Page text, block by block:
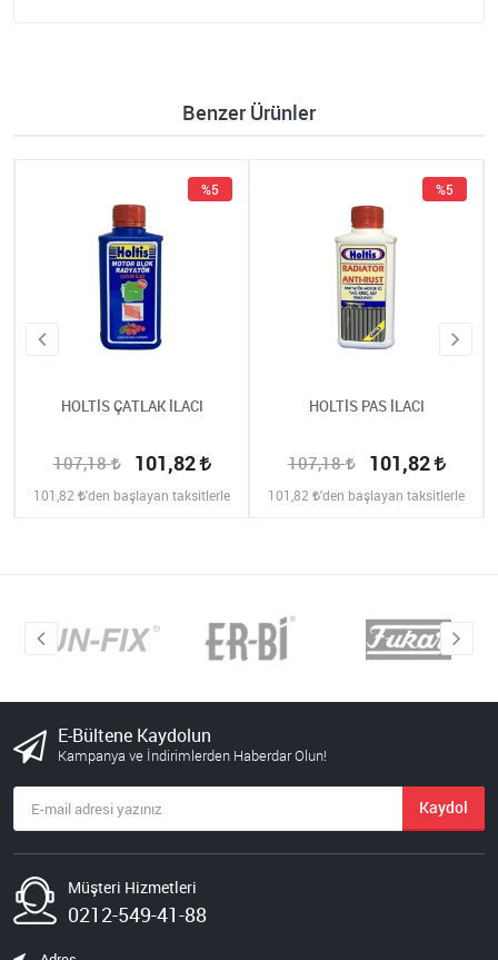
Benzer Ürünler
HOLTİS ÇATLAK İLACI
107,18 101,82
%5
101,82 'den başlayan taksitlerle
HOLTİS PAS İLACI
107,18 101,82
%5
101,82 'den başlayan taksitlerle
E-Bültene Kaydolun
Kampanya ve İndirimlerden Haberdar Olun!
Kaydol
Müşteri Hizmetleri
0212-549-41-88